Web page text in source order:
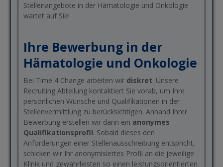
Stellenangebote in der Hämatologie und Onkologie
wartet auf Sie!
Ihre Bewerbung in der
Hämatologie und Onkologie
Bei Time 4 Change arbeiten wir diskret. Unsere
Recruiting Abteilung kontaktiert Sie vorab, um Ihre
persönlichen Wünsche und Qualifikationen in der
Stellenvermittlung zu berücksichtigen. Anhand Ihrer
Bewerbung erstellen wir dann ein anonymes
Qualifikationsprofil. Sobald dieses den
Anforderungen einer Stellenausschreibung entspricht,
schicken wir Ihr anonymisiertes Profil an die jeweilige
Klinik und gewährleisten so einen leistungsorientierten